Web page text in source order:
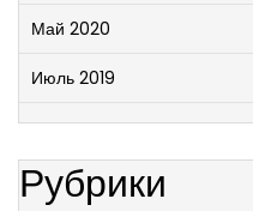
Май 2020
Июль 2019
Рубрики